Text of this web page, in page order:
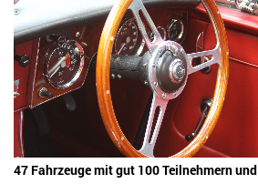
47 Fahrzeuge mit gut 100 Teilnehmern